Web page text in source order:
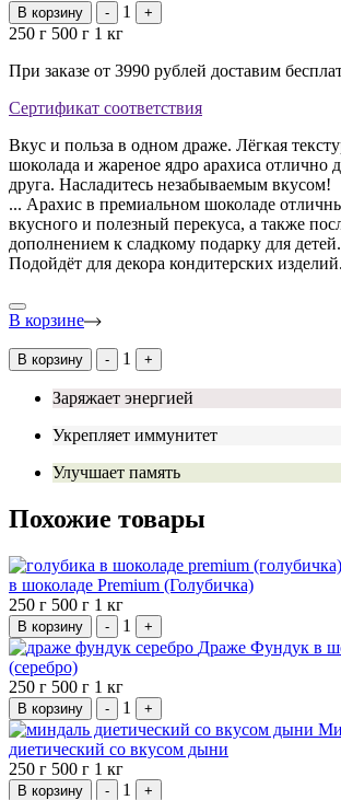
В корзину - 1 +
250 г 500 г 1 кг
При заказе от 3990 рублей доставим
Сертификат соответствия
Вкус и польза в одном драже. Лёгкая
шоколада и жареное ядро арахиса отлично
друга. Насладитесь незабываемым вкусом!
... Арахис в премиальном шоколаде
вкусного и полезный перекуса, а также
дополнением к сладкому подарку для детей.
Подойдёт для декора кондитерских изделий.
В корзине
В корзину - 1 +
Заряжает энергией
Укрепляет иммунитет
Улучшает память
Похожие товары
в шоколаде Premium (Голубичка)
250 г 500 г 1 кг
В корзину - 1 +
Драже Фундук в
(серебро)
250 г 500 г 1 кг
В корзину - 1 +
диетический со вкусом дыни
250 г 500 г 1 кг
В корзину - 1 +